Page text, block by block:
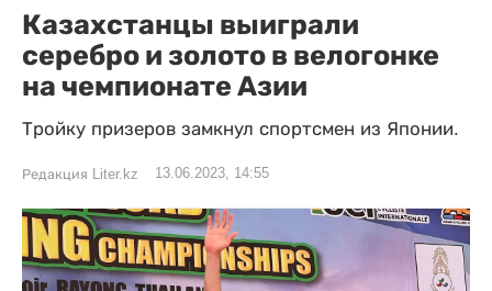
Казахстанцы выиграли
серебро и золото в велогонке
на чемпионате Азии
Тройку призеров замкнул спортсмен из Японии.
Редакция Liter.kz 13.06.2023, 14:55